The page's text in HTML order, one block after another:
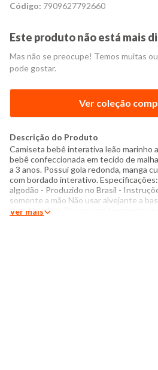
Código: 7909627792660
Este produto não está mais
Mas não se preocupe! Temos muitas
pode gostar.
Ver coleção
Descrição do Produto
Camiseta bebê interativa leão marinho
bebê confeccionada em tecido de
a 3 anos. Possui gola redonda, manga
com bordado interativo.
algodão - Produzido no Brasil -
somente a mão Não usar alvejante a
usar secadora Passar com temperatura
Ver mais